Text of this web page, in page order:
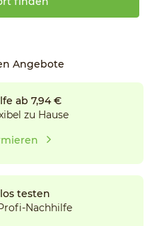
Angebote
ab 7,94 €
zu Hause
testen
Nachhilfe